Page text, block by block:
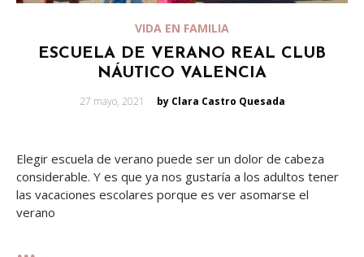
VIDA EN FAMILIA
ESCUELA DE VERANO REAL CLUB
NÁUTICO VALENCIA
Posted
27 mayo, 2021 by Clara Castro Quesada
Elegir escuela de verano puede ser un dolor de cabeza
considerable. Y es que ya nos gustaría a los adultos tener
las vacaciones escolares porque es ver asomarse el
verano